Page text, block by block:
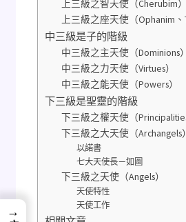
上三級之智天使（Cherubim）
上三級之座天使（Ophanim、
中三級是子的階級
中三級之主天使（Dom​​inions）
中三級之力天使（Virtues）
中三級之能天使（Powers）
下三級是聖靈的階級
下三級之權天使（Principalities
下三級之大天使（Archangels）
以諾書
七大天使長－如圖
下三級之天使（Angels）
天使特性
天使工作
→